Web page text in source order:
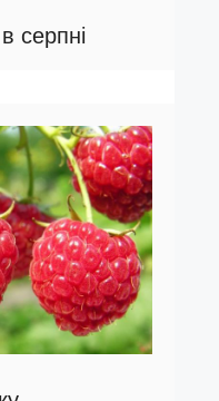
серпні